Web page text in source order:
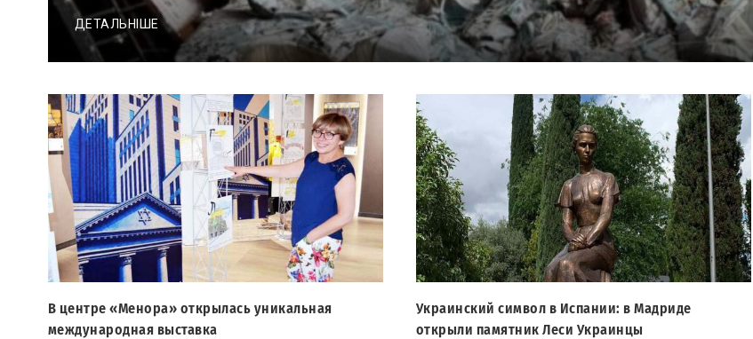
ДЕТАЛЬНІШЕ
В центре «Менора» открылась уникальная
международная выставка
Украинский символ в Испании: в Мадриде
открыли памятник Леси Украинцы